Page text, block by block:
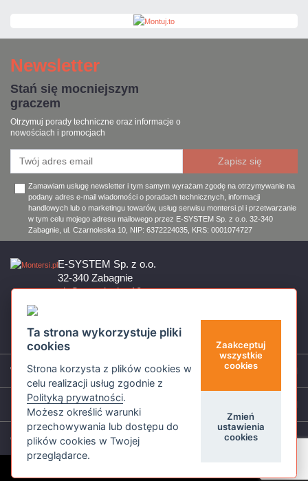
Newsletter
Stań się mocniejszym
graczem
Otrzymuj porady techniczne oraz informacje o
nowościach i promocjach
Zamawiam usługę newsletter i tym samym wyrażam zgodę na otrzymywanie na
podany adres e-mail wiadomości o poradach technicznych, informacji
handlowych lub o marketingu towarów, usług serwisu montersi.pl i przetwarzanie
w tym celu mojego adresu mailowego przez E-SYSTEM Sp. z o.o. 32-340
Zabagnie, ul. Czarnoleska 10, NIP: 6372224035, KRS: 0001074727
E-SYSTEM Sp. z o.o.
32-340 Zabagnie
ul. Czarnoleska 10
sklep@montersi.pl
Wsparcie
Informacje
O nas
Ta strona wykorzystuje pliki
cookies
Strona korzysta z plików cookies w
celu realizacji usług zgodnie z
Polityką prywatności.
Możesz określić warunki
przechowywania lub dostępu do
plików cookies w Twojej
przeglądarce.
Zaakceptuj
wszystkie
cookies
Zmień
ustawienia
cookies